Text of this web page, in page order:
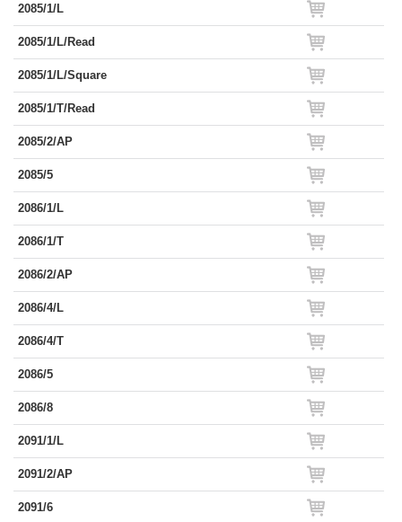
2085/1/L
2085/1/L/Read
2085/1/L/Square
2085/1/T/Read
2085/2/AP
2085/5
2086/1/L
2086/1/T
2086/2/AP
2086/4/L
2086/4/T
2086/5
2086/8
2091/1/L
2091/2/AP
2091/6